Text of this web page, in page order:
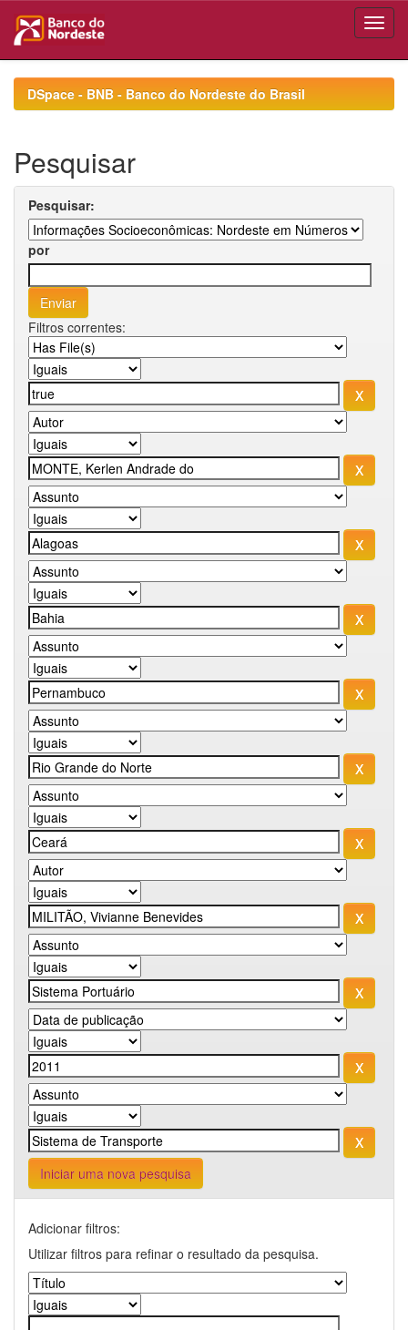
navigationDSpace - BNB - Banco do Nordeste do Brasil
Pesquisar
Pesquisar:
por
Filtros correntes:
Iniciar uma nova pesquisa
Adicionar filtros:
Utilizar filtros para refinar o resultado da pesquisa.